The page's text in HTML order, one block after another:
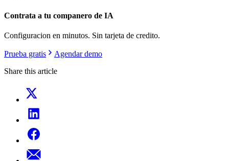
Contrata a tu companero de IA
Configuracion en minutos. Sin tarjeta de credito.
Prueba gratis
Agendar demo
Share this article